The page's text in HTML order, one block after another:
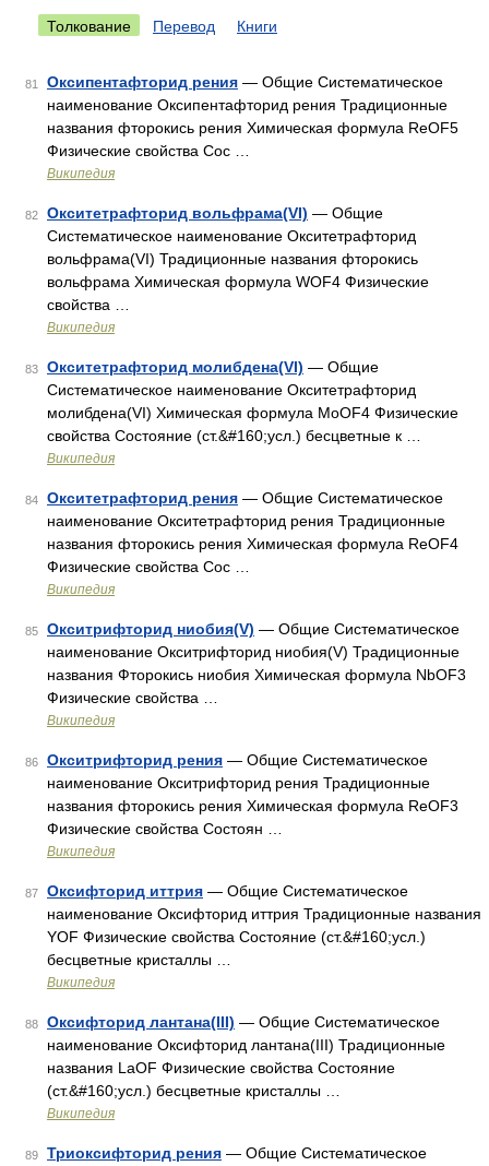
Толкование Перевод Книги
81 Оксипентафторид рения — Общие Систематическое
наименование Оксипентафторид рения Традиционные
названия фторокись рения Химическая формула ReOF5
Физические свойства Сос …
Википедия
82 Окситетрафторид вольфрама(VI) — Общие
Систематическое наименование Окситетрафторид
вольфрама(VI) Традиционные названия фторокись
вольфрама Химическая формула WOF4 Физические
свойства …
Википедия
83 Окситетрафторид молибдена(VI) — Общие
Систематическое наименование Окситетрафторид
молибдена(VI) Химическая формула MoOF4 Физические
свойства Состояние (ст.&#160;усл.) бесцветные к …
Википедия
84 Окситетрафторид рения — Общие Систематическое
наименование Окситетрафторид рения Традиционные
названия фторокись рения Химическая формула ReOF4
Физические свойства Сос …
Википедия
85 Окситрифторид ниобия(V) — Общие Систематическое
наименование Окситрифторид ниобия(V) Традиционные
названия Фторокись ниобия Химическая формула NbOF3
Физические свойства …
Википедия
86 Окситрифторид рения — Общие Систематическое
наименование Окситрифторид рения Традиционные
названия фторокись рения Химическая формула ReOF3
Физические свойства Состоян …
Википедия
87 Оксифторид иттрия — Общие Систематическое
наименование Оксифторид иттрия Традиционные названия
YOF Физические свойства Состояние (ст.&#160;усл.)
бесцветные кристаллы …
Википедия
88 Оксифторид лантана(III) — Общие Систематическое
наименование Оксифторид лантана(III) Традиционные
названия LaOF Физические свойства Состояние
(ст.&#160;усл.) бесцветные кристаллы …
Википедия
89 Триоксифторид рения — Общие Систематическое